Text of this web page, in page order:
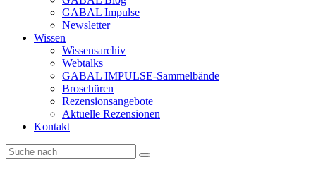
GABAL Impulse
Newsletter
Wissen
Wissensarchiv
Webtalks
GABAL IMPULSE-Sammelbände
Broschüren
Rezensionsangebote
Aktuelle Rezensionen
Kontakt